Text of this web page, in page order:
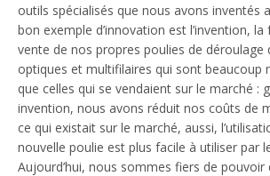
outils spécialisés que nous avons inventés
bon exemple d’innovation est l’invention,
vente de nos propres poulies de déroulage
optiques et multifilaires qui sont beaucoup
que celles qui se vendaient sur le marché :
invention, nous avons réduit nos coûts de
ce qui existait sur le marché, aussi,
nouvelle poulie est plus facile à utiliser par
Aujourd’hui, nous sommes fiers de